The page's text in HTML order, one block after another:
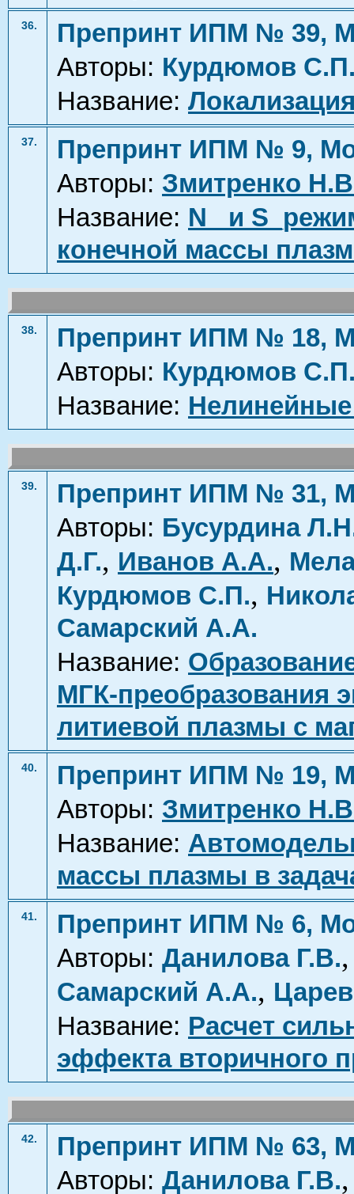
36.
Препринт ИПМ № 39,
Авторы: Курдюмов
Название:
37.
Препринт ИПМ № 9,
Авторы: Змитренко
Название: N_ и
конечной массы
38.
Препринт ИПМ № 18,
Авторы: Курдюмов
Название:
39.
Препринт ИПМ № 31,
Авторы: Бусурдина
Д.Г., Иванов А.А.,
Курдюмов С.П.,
Самарский А.А.
Название:
МГК-преобразования
литиевой плазмы с
40.
Препринт ИПМ № 19,
Авторы: Змитренко
Название:
массы плазмы в
41.
Препринт ИПМ № 6,
Авторы: Данилова Г.В.
Самарский А.А.,
Название: Расчет
эффекта вторичного
42.
Препринт ИПМ № 63,
Авторы: Данилова Г.В.